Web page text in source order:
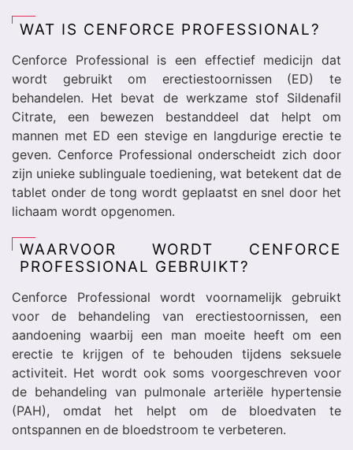
WAT IS CENFORCE PROFESSIONAL?
Cenforce Professional is een effectief medicijn dat
wordt gebruikt om erectiestoornissen (ED) te
behandelen. Het bevat de werkzame stof Sildenafil
Citrate, een bewezen bestanddeel dat helpt om
mannen met ED een stevige en langdurige erectie te
geven. Cenforce Professional onderscheidt zich door
zijn unieke sublinguale toediening, wat betekent dat de
tablet onder de tong wordt geplaatst en snel door het
lichaam wordt opgenomen.
WAARVOOR WORDT CENFORCE
PROFESSIONAL GEBRUIKT?
Cenforce Professional wordt voornamelijk gebruikt
voor de behandeling van erectiestoornissen, een
aandoening waarbij een man moeite heeft om een
erectie te krijgen of te behouden tijdens seksuele
activiteit. Het wordt ook soms voorgeschreven voor
de behandeling van pulmonale arteriële hypertensie
(PAH), omdat het helpt om de bloedvaten te
ontspannen en de bloedstroom te verbeteren.